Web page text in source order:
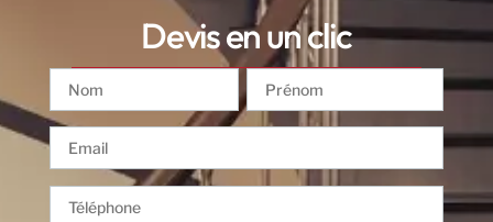
Devis en un clic